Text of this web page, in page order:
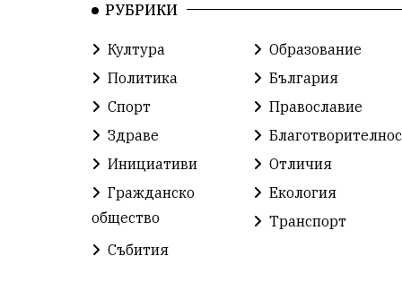
РУБРИКИ
Култура
Образование
Политика
България
Спорт
Православие
Здраве
Инициативи
Отличия
Гражданско
общество
Екология
Транспорт
Събития